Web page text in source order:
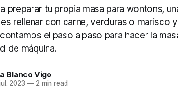
preparar tu propia masa para wontons,
rellenar con carne, verduras o marisco
el paso a paso para hacer la
de máquina.
Blanco Vigo
2023 —2 min read